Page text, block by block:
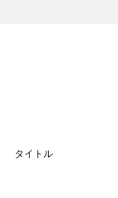
タイトル